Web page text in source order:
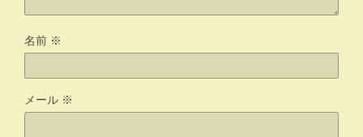
名前 ※
メール ※